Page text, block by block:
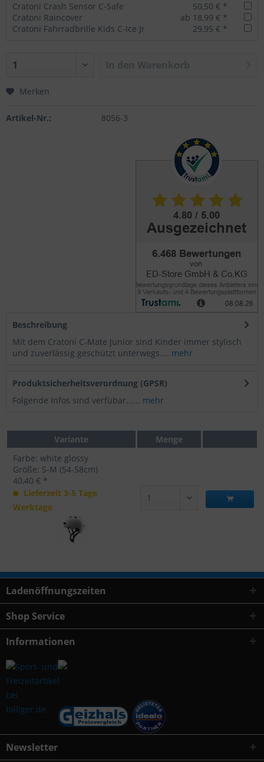
Cratoni Crash Sensor C-Safe
50,50 € *
Cratoni Raincover
ab 18,99 € *
Cratoni Fahrradbrille Kids C-Ice Jr
29,95 € *
Merken
Artikel-Nr.: 8056-3
Beschreibung
Mit dem Cratoni C-Mate Junior sind Kinder immer stylisch
und zuverlässig geschützt unterwegs.... mehr
Produktsicherheitsverordnung (GPSR)
Folgende Infos sind verfübar...... mehr
Variante
Menge
Farbe: white glossy
Größe: S-M (54-58cm)
40,40 € *
Lieferzeit 3-5 Tage
Werktage
Ladenöffnungszeiten
Shop Service
Informationen
Newsletter